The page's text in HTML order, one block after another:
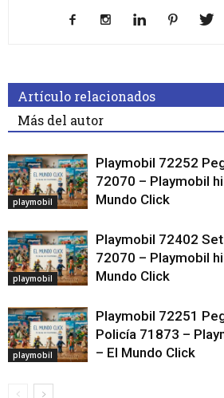
Artículo relacionados
Más del autor
playmobil
Playmobil 72252
72070 – Playmobil
Mundo Click
playmobil
Playmobil 72402
72070 – Playmobil
Mundo Click
playmobil
Playmobil 72251
Policía 71873 –
– El Mundo Click